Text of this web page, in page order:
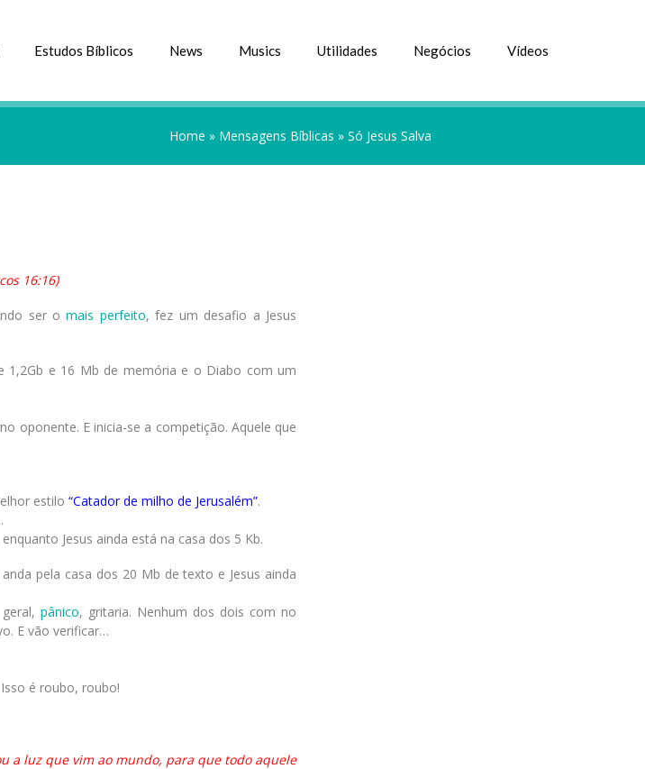
Estudos Bíblicos News Musics Utilidades Negócios Vídeos
Home » Mensagens Bíblicas » Só Jesus Salva
16:16)
ser omais perfeito, fez um desafio a Jesus
1,2Gb e 16 Mb de memória e o Diabo com um
oponente. E inicia-se a competição. Aquele que
estilo “Catador de milho de Jerusalém”.
Jesus ainda está na casa dos 5 Kb.
pela casa dos 20 Mb de texto e Jesus ainda
geral,pânico, gritaria. Nenhum dos dois com no
E vão verificar…
Isso é roubo, roubo!
a luz que vim ao mundo, para que todo aquele